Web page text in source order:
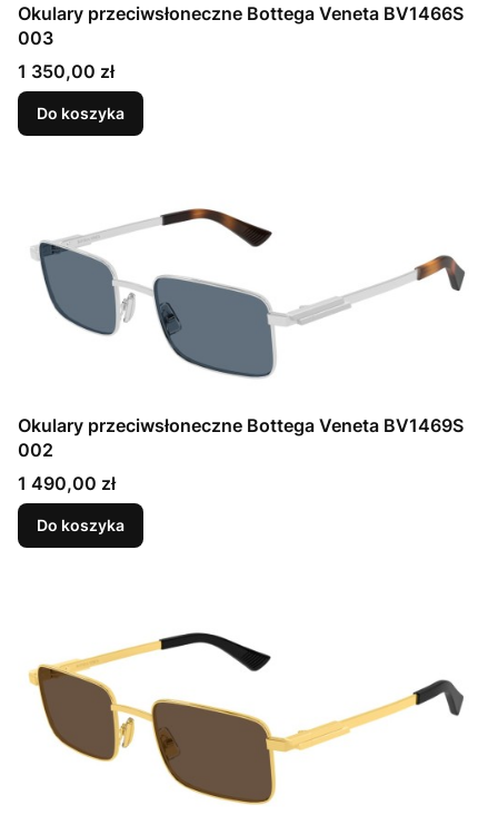
Okulary przeciwsłoneczne Bottega Veneta BV1466S
003
Cena
1 350,00 zł
Do koszyka
Okulary przeciwsłoneczne Bottega Veneta BV1469S
002
Cena
1 490,00 zł
Do koszyka